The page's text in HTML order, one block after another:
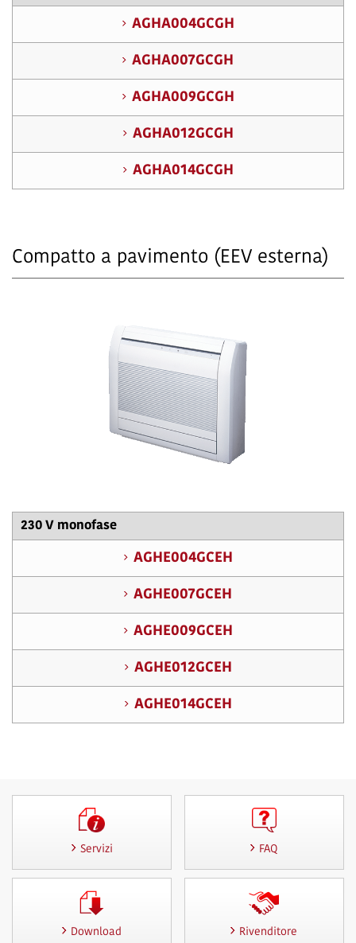
AGHA004GCGH
AGHA007GCGH
AGHA009GCGH
AGHA012GCGH
AGHA014GCGH
Compatto a pavimento (EEV esterna)
230 V monofase
AGHE004GCEH
AGHE007GCEH
AGHE009GCEH
AGHE012GCEH
AGHE014GCEH
Servizi FAQ
Download Rivenditore